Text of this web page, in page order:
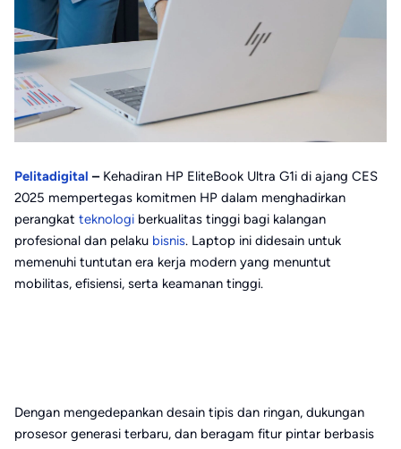
Pelitadigital – Kehadiran HP EliteBook Ultra G1i di ajang CES
2025 mempertegas komitmen HP dalam menghadirkan
perangkat teknologi berkualitas tinggi bagi kalangan
profesional dan pelaku bisnis. Laptop ini didesain untuk
memenuhi tuntutan era kerja modern yang menuntut
mobilitas, efisiensi, serta keamanan tinggi.
Dengan mengedepankan desain tipis dan ringan, dukungan
prosesor generasi terbaru, dan beragam fitur pintar berbasis